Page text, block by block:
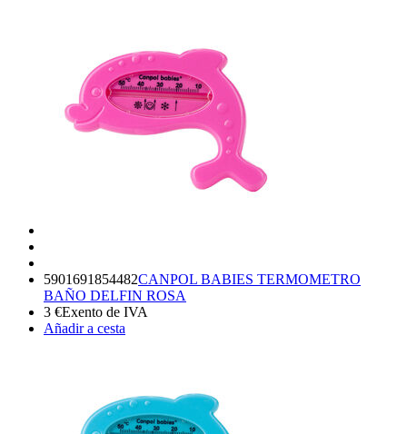
5901691854482CANPOL BABIES TERMOMETRO
BAÑO DELFIN ROSA
3 €Exento de IVA
Añadir a cesta